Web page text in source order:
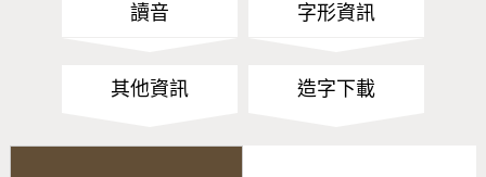
讀音 字形資訊
其他資訊 造字下載